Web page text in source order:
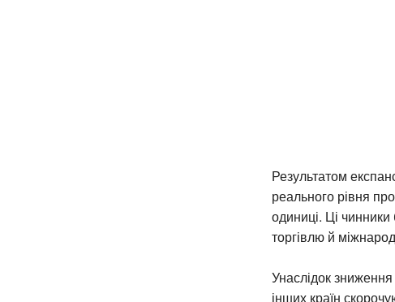
Результатом
реального рівня
одиниці. Ці
торгівлю й
Унаслідок
інших країн